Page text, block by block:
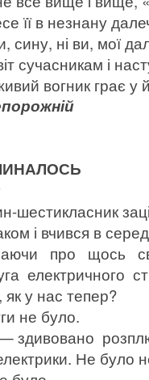
її в незнану
сину, ні ви, мої
сучасникам і
вогник грає
шестикласник
і вчився в
про щось
електричного
у нас тепер?
не було.
здивовано
Не було